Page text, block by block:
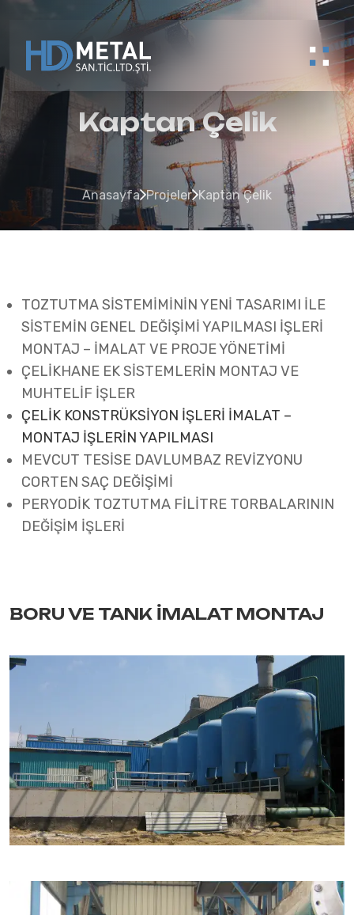
Kaptan Çelik
Anasayfa Projeler Kaptan Çelik
TOZTUTMA SİSTEMİMİNİN YENİ TASARIMI İLE
SİSTEMİN GENEL DEĞİŞİMİ YAPILMASI İŞLERİ
MONTAJ – İMALAT VE PROJE YÖNETİMİ
ÇELİKHANE EK SİSTEMLERİN MONTAJ VE
MUHTELİF İŞLER
ÇELİK KONSTRÜKSİYON İŞLERİ İMALAT –
MONTAJ İŞLERİN YAPILMASI
MEVCUT TESİSE DAVLUMBAZ REVİZYONU
CORTEN SAÇ DEĞİŞİMİ
PERYODİK TOZTUTMA FİLİTRE TORBALARININ
DEĞİŞİM İŞLERİ
BORU VE TANK İMALAT MONTAJ